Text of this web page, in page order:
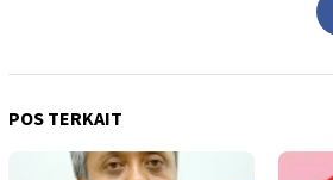
POS TERKAIT